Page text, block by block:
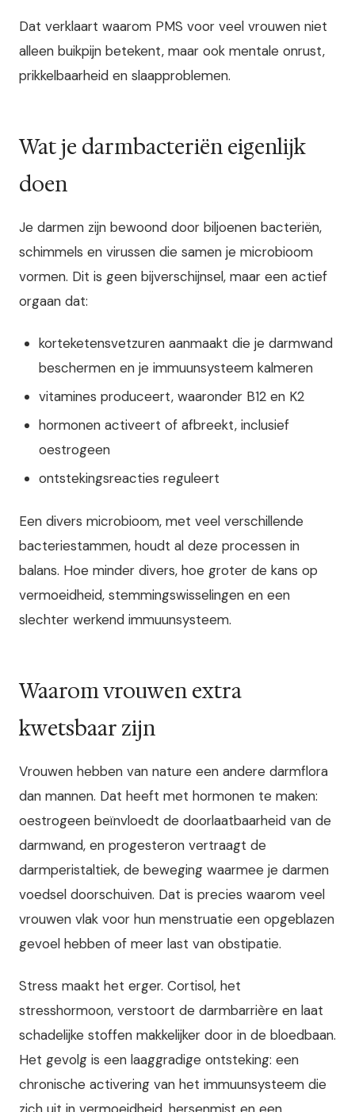
Dat verklaart waarom PMS voor veel vrouwen niet
alleen buikpijn betekent, maar ook mentale onrust,
prikkelbaarheid en slaapproblemen.
Wat je darmbacteriën eigenlijk
doen
Je darmen zijn bewoond door biljoenen bacteriën,
schimmels en virussen die samen je microbioom
vormen. Dit is geen bijverschijnsel, maar een actief
orgaan dat:
korteketensvetzuren aanmaakt die je darmwand
beschermen en je immuunsysteem kalmeren
vitamines produceert, waaronder B12 en K2
hormonen activeert of afbreekt, inclusief
oestrogeen
ontstekingsreacties reguleert
Een divers microbioom, met veel verschillende
bacteriestammen, houdt al deze processen in
balans. Hoe minder divers, hoe groter de kans op
vermoeidheid, stemmingswisselingen en een
slechter werkend immuunsysteem.
Waarom vrouwen extra
kwetsbaar zijn
Vrouwen hebben van nature een andere darmflora
dan mannen. Dat heeft met hormonen te maken:
oestrogeen beïnvloedt de doorlaatbaarheid van de
darmwand, en progesteron vertraagt de
darmperistaltiek, de beweging waarmee je darmen
voedsel doorschuiven. Dat is precies waarom veel
vrouwen vlak voor hun menstruatie een opgeblazen
gevoel hebben of meer last van obstipatie.
Stress maakt het erger. Cortisol, het
stresshormoon, verstoort de darmbarrière en laat
schadelijke stoffen makkelijker door in de bloedbaan.
Het gevolg is een laaggradige ontsteking: een
chronische activering van het immuunsysteem die